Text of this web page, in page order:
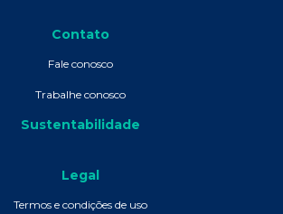
Contato
Fale conosco
Trabalhe conosco
Sustentabilidade
Legal
Termos e condições de uso